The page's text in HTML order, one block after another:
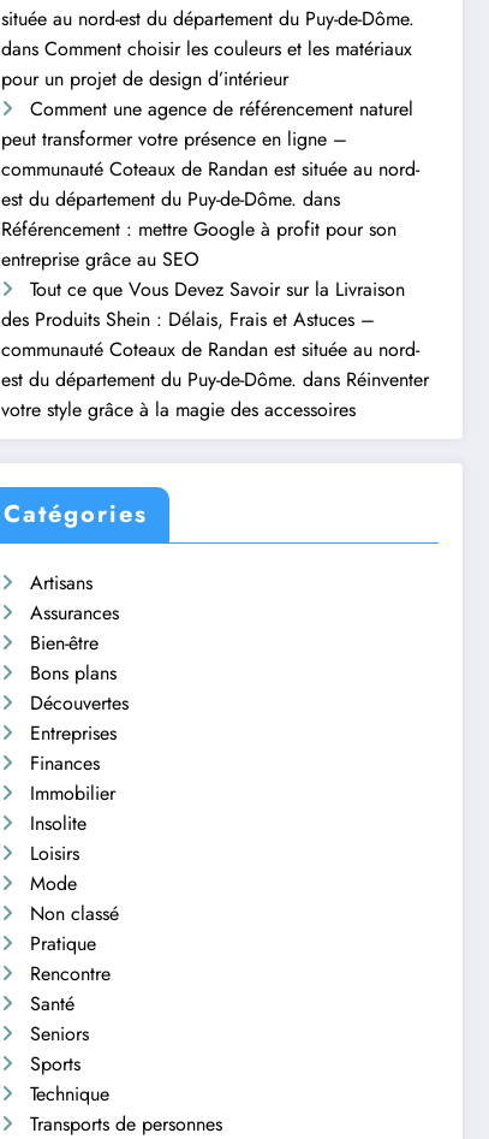
située au nord-est du département du Puy-de-Dôme.
dansComment choisir les couleurs et les matériaux
pour un projet de design d’intérieur
Comment une agence de référencement naturel
peut transformer votre présence en ligne –
communauté Coteaux de Randan est située au nord-
est du département du Puy-de-Dôme. dans
Référencement : mettre Google à profit pour son
entreprise grâce au SEO
Tout ce que Vous Devez Savoir sur la Livraison
des Produits Shein : Délais, Frais et Astuces –
communauté Coteaux de Randan est située au nord-
est du département du Puy-de-Dôme. dans Réinventer
votre style grâce à la magie des accessoires
Catégories
Artisans
Assurances
Bien-être
Bons plans
Découvertes
Entreprises
Finances
Immobilier
Insolite
Loisirs
Mode
Non classé
Pratique
Rencontre
Santé
Seniors
Sports
Technique
Transports de personnes